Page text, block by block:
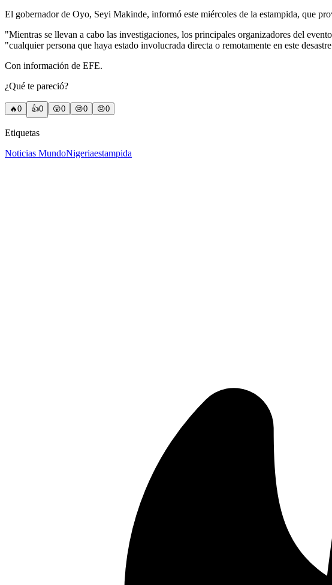
El gobernador de Oyo, Seyi Makinde, informó este miércoles de la estampida, que
"Mientras se llevan a cabo las investigaciones, los principales organizadores del
"cualquier persona que haya estado involucrada directa o remotamente en este
Con información de EFE.
¿Qué te pareció?
🔥0 👍0 😲0 😢0 😠0
Etiquetas
Noticias MundoNigeriaestampida